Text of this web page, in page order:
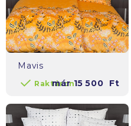
Mavis
Raktáron
már15 500 Ft